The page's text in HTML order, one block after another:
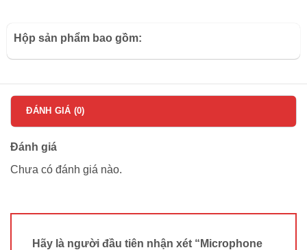
Hộp sản phẩm bao gồm:
ĐÁNH GIÁ (0)
Đánh giá
Chưa có đánh giá nào.
Hãy là người đầu tiên nhận xét “Microphone